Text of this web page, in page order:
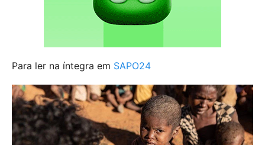
Para ler na íntegra em SAPO24